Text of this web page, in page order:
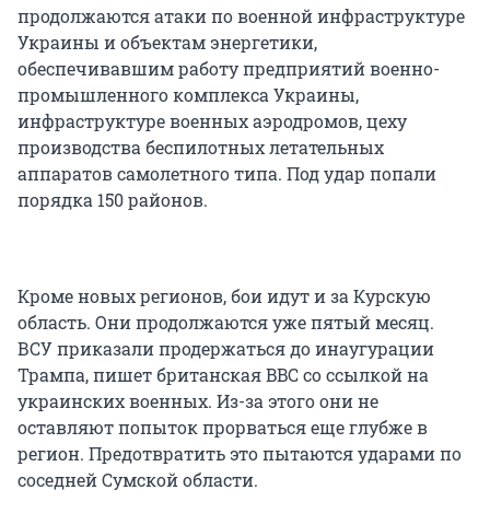
продолжаются атаки по военной инфраструктуре
Украины и объектам энергетики,
обеспечивавшим работу предприятий военно-
промышленного комплекса Украины,
инфраструктуре военных аэродромов, цеху
производства беспилотных летательных
аппаратов самолетного типа. Под удар попали
порядка 150 районов.
Кроме новых регионов, бои идут и за Курскую
область. Они продолжаются уже пятый месяц.
ВСУ приказали продержаться до инаугурации
Трампа, пишет британская BBC со ссылкой на
украинских военных. Из-за этого они не
оставляют попыток прорваться еще глубже в
регион. Предотвратить это пытаются ударами по
соседней Сумской области.